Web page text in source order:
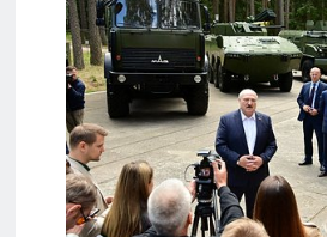
Документы
Контакты
Новости
Родителям
О